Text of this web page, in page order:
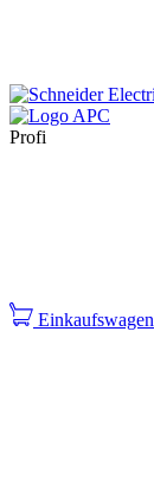
Profi
Einkaufswagen